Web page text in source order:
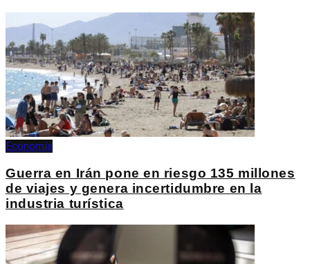
Economía
Guerra en Irán pone en riesgo 135 millones
de viajes y genera incertidumbre en la
industria turística